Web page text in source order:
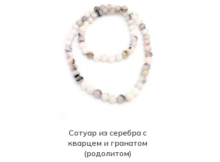
Сотуар из серебра с
кварцем и гранатом
(родолитом)